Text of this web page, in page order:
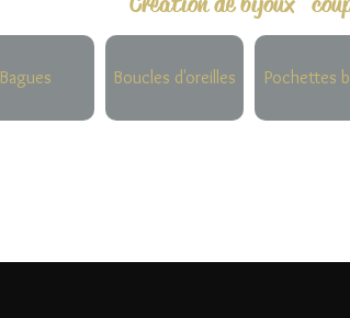
Bagues Boucles d'oreilles Pochettes